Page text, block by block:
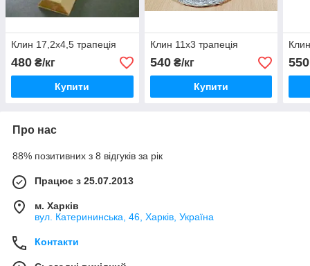
Клин 17,2х4,5 трапеція
480 ₴/кг
Купити
Клин 11х3 трапеція
540₴/кг
Купити
550
Про нас
88% позитивних з 8 відгуків за рік
Працює з 25.07.2013
м. Харків
вул. Катерининська, 46, Харків, Україна
Контакти